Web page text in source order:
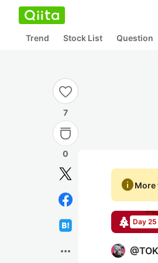
Trend Stock List Question
7
0
more_horiz
infoMore
Day 25
@